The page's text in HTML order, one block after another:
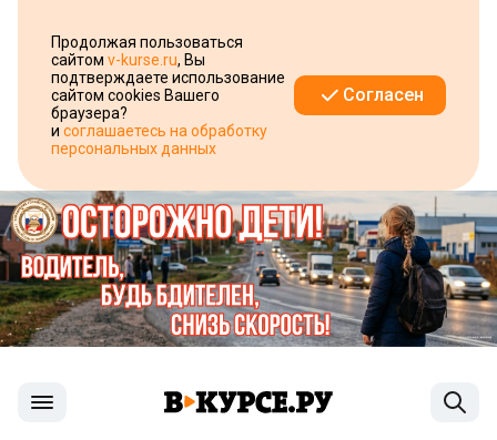
Продолжая пользоваться
сайтом v-kurse.ru, Вы
подтверждаете использование
сайтом cookies Вашего
браузера?
и соглашаетесь на обработку
персональных данных
Согласен